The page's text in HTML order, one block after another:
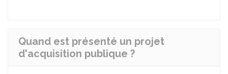
Quand est présenté un projet
d'acquisition publique ?